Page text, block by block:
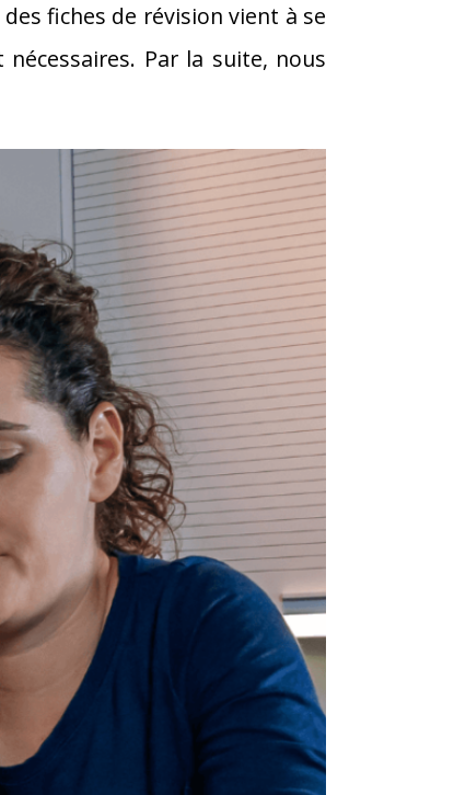
fiches de révision vient à se
Par la suite, nous